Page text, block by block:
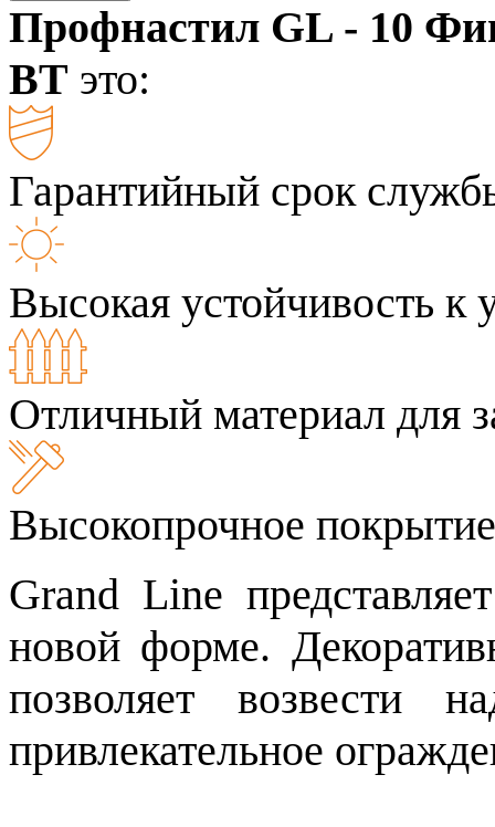
Профнастил GL - 10
BT это:
Гарантийный срок
Высокая устойчивость к
Отличный материал для
Высокопрочное покрытие
Grand Line
новой форме.
позволяет возвести
привлекательное